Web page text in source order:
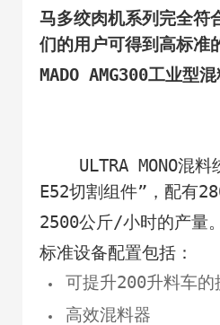
马多绞肉机系列完全符
们的用户可得到高标准
MADO AMG300工业型
ULTRA MONO混料
E52切割组件”，配有
2500公斤/小时的产量。
标准设备配置包括：
可提升200升料车的
高效混料器